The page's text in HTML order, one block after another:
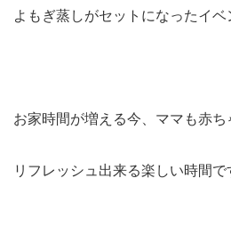
よもぎ蒸しがセットになったイ
お家時間が増える今、ママも赤ち
リフレッシュ出来る楽しい時間